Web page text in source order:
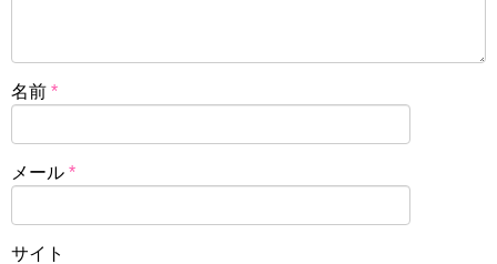
名前 *
メール *
サイト